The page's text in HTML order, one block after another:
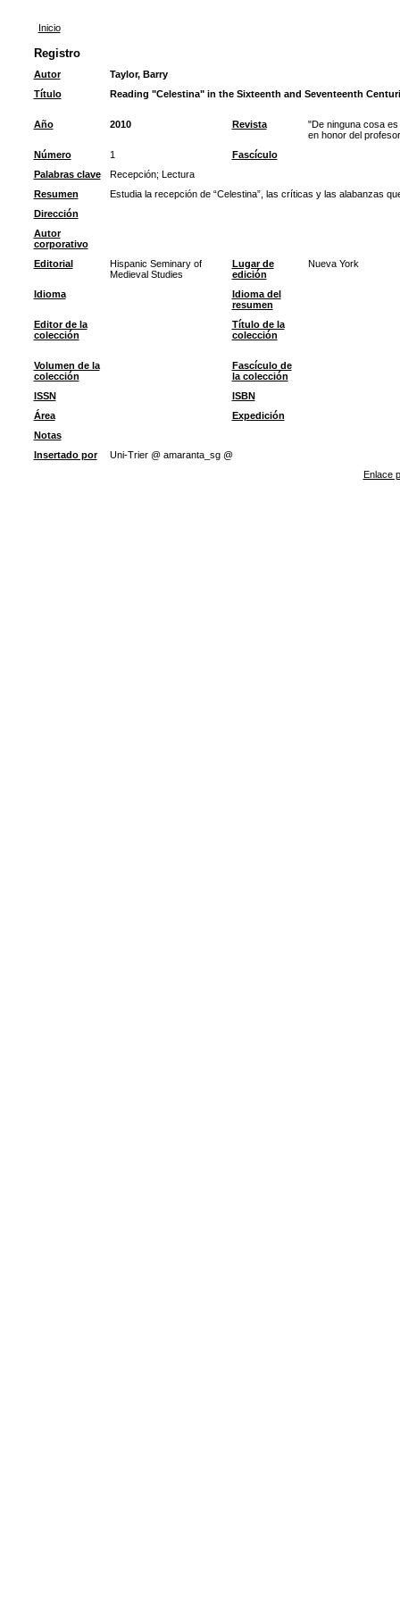
Inicio
Registro
Autor
Taylor, Barry
Título
Reading "Celestina" in the Sixteenth and Seventeenth
Año 2010 Revista
"De ninguna cosa
en honor del
Número
1
Fascículo
Palabras clave
Recepción; Lectura
Resumen
Estudia la recepción de “Celestina”, las críticas y las alabanzas
Dirección
Autor
corporativo
Editorial
Hispanic Seminary of
Medieval Studies
Lugar de
edición
Nueva York
Idioma
Idioma del
resumen
Editor de la
colección
Título de la
colección
Volumen de la
colección
Fascículo de
la colección
ISSN
ISBN
Área
Expedición
Notas
Insertado por
Uni-Trier @ amaranta_sg @
Enlace